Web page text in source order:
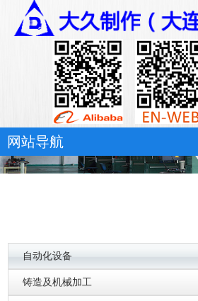
万搏体育
网站导航
自动化设备
铸造及机械加工